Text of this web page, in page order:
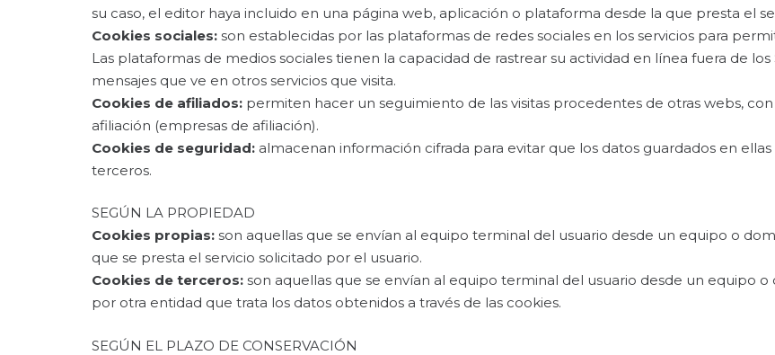
su caso, el editor haya incluido en una página web, aplicación o plataforma desde la que presta el
Cookies sociales: son establecidas por las plataformas de redes sociales en los servicios para
Las plataformas de medios sociales tienen la capacidad de rastrear su actividad en línea fuera de
mensajes que ve en otros servicios que visita.
Cookies de afiliados: permiten hacer un seguimiento de las visitas procedentes de otras webs,
afiliación (empresas de afiliación).
Cookies de seguridad: almacenan información cifrada para evitar que los datos guardados en
terceros.
SEGÚN LA PROPIEDAD
Cookies propias: son aquellas que se envían al equipo terminal del usuario desde un equipo o
que se presta el servicio solicitado por el usuario.
Cookies de terceros: son aquellas que se envían al equipo terminal del usuario desde un equipo
por otra entidad que trata los datos obtenidos a través de las cookies.
SEGÚN EL PLAZO DE CONSERVACIÓN